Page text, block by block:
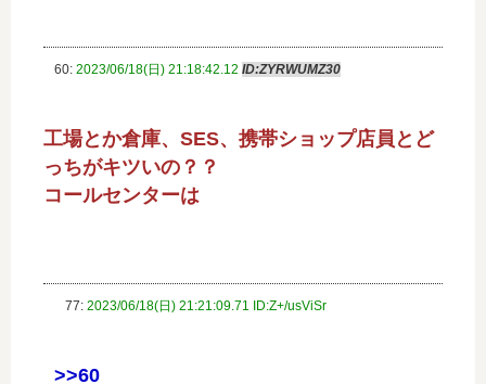
60: 2023/06/18(日) 21:18:42.12 ID:ZYRWUMZ30
工場とか倉庫、SES、携帯ショップ店員とど
っちがキツいの？？
コールセンターは
77: 2023/06/18(日) 21:21:09.71 ID:Z+/usViSr
>>60